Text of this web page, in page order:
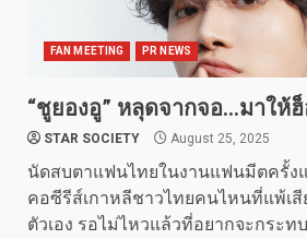
FAN MEETING PR NEWS
“ชูยองอู” หลุดจากจอ…มาให้
STAR SOCIETY August 25, 2025
นัดสบตาแฟนไทยในงานแฟนมีตครั้ง
คอซีรีส์เกาหลีชาวไทยคนไหนที่แพ้เ
ตัวเอง รอไม่ไหวแล้วที่อยากจะกระท